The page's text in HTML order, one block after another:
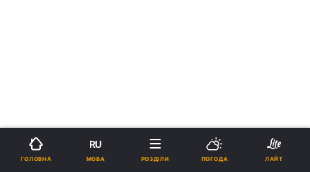
ГОЛОВНА
RU
МОВА РОЗДІЛИ ПОГОДА ЛАЙТ